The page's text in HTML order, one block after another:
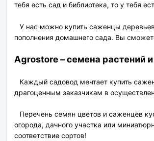
тебя есть сад и библиотека, то у тебя
У нас можно купить саженцы
пополнения домашнего сада. Вы
Agrostore – семена растений
Каждый садовод мечтает купить
драгоценным заказчикам в
Перечень семян цветов и саженцев
огорода, дачного участка или
соответствие сортов!